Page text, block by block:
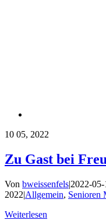
10 05, 2022
Zu Gast bei
Von bweissenfels|2022-
2022|Allgemein, Senioren
Weiterlesen